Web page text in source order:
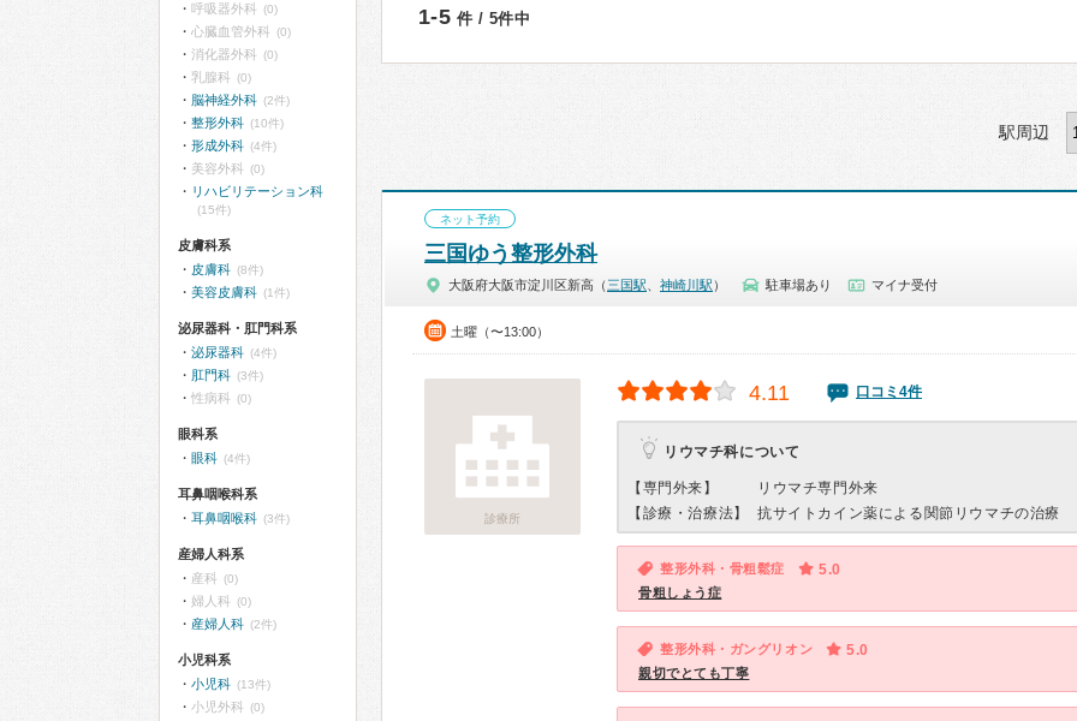
1-5 件 / 5件中
駅周辺
ネット予約
三国ゆう整形外科
大阪府大阪市淀川区新高（ 三国駅 神崎川駅 ） 駐車場あり マイナ受付
土曜（〜13:00）
診療所
4.11 口コミ4件
リウマチ科について
【専門外来】
リウマチ専門外来
【診療・治療法】
抗サイトカイン薬による関節リウマチの治療
整形外科・骨粗鬆症 5.0
骨粗しょう症
整形外科・ガングリオン 5.0
親切でとても丁寧
呼吸器外科 (0)
心臓血管外科 (0)
消化器外科 (0)
乳腺科 (0)
脳神経外科 (2件)
整形外科 (10件)
形成外科 (4件)
美容外科 (0)
リハビリテーション科
(15件)
皮膚科系
皮膚科 (8件)
美容皮膚科 (1件)
泌尿器科・肛門科系
泌尿器科 (4件)
肛門科 (3件)
性病科 (0)
眼科系
眼科 (4件)
耳鼻咽喉科系
耳鼻咽喉科 (3件)
産婦人科系
産科 (0)
婦人科 (0)
産婦人科 (2件)
小児科系
小児科 (13件)
小児外科 (0)